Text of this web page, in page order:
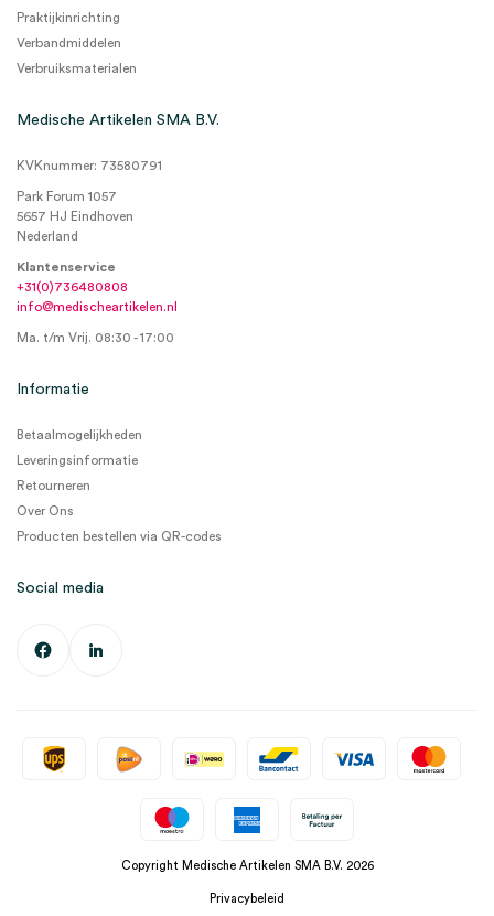
Praktijkinrichting
Verbandmiddelen
Verbruiksmaterialen
Medische Artikelen SMA B.V.
KVKnummer: 73580791
Park Forum 1057
5657 HJ Eindhoven
Nederland
Klantenservice
+31(0)736480808
info@medischeartikelen.nl
Ma. t/m Vrij. 08:30 - 17:00
Informatie
Betaalmogelijkheden
Leveringsinformatie
Retourneren
Over Ons
Producten bestellen via QR-codes
Social media
Copyright Medische Artikelen SMA B.V. 2026
Privacybeleid